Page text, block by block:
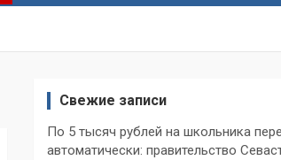
Свежие записи
По 5 тысяч рублей на школьника
автоматически: правительство